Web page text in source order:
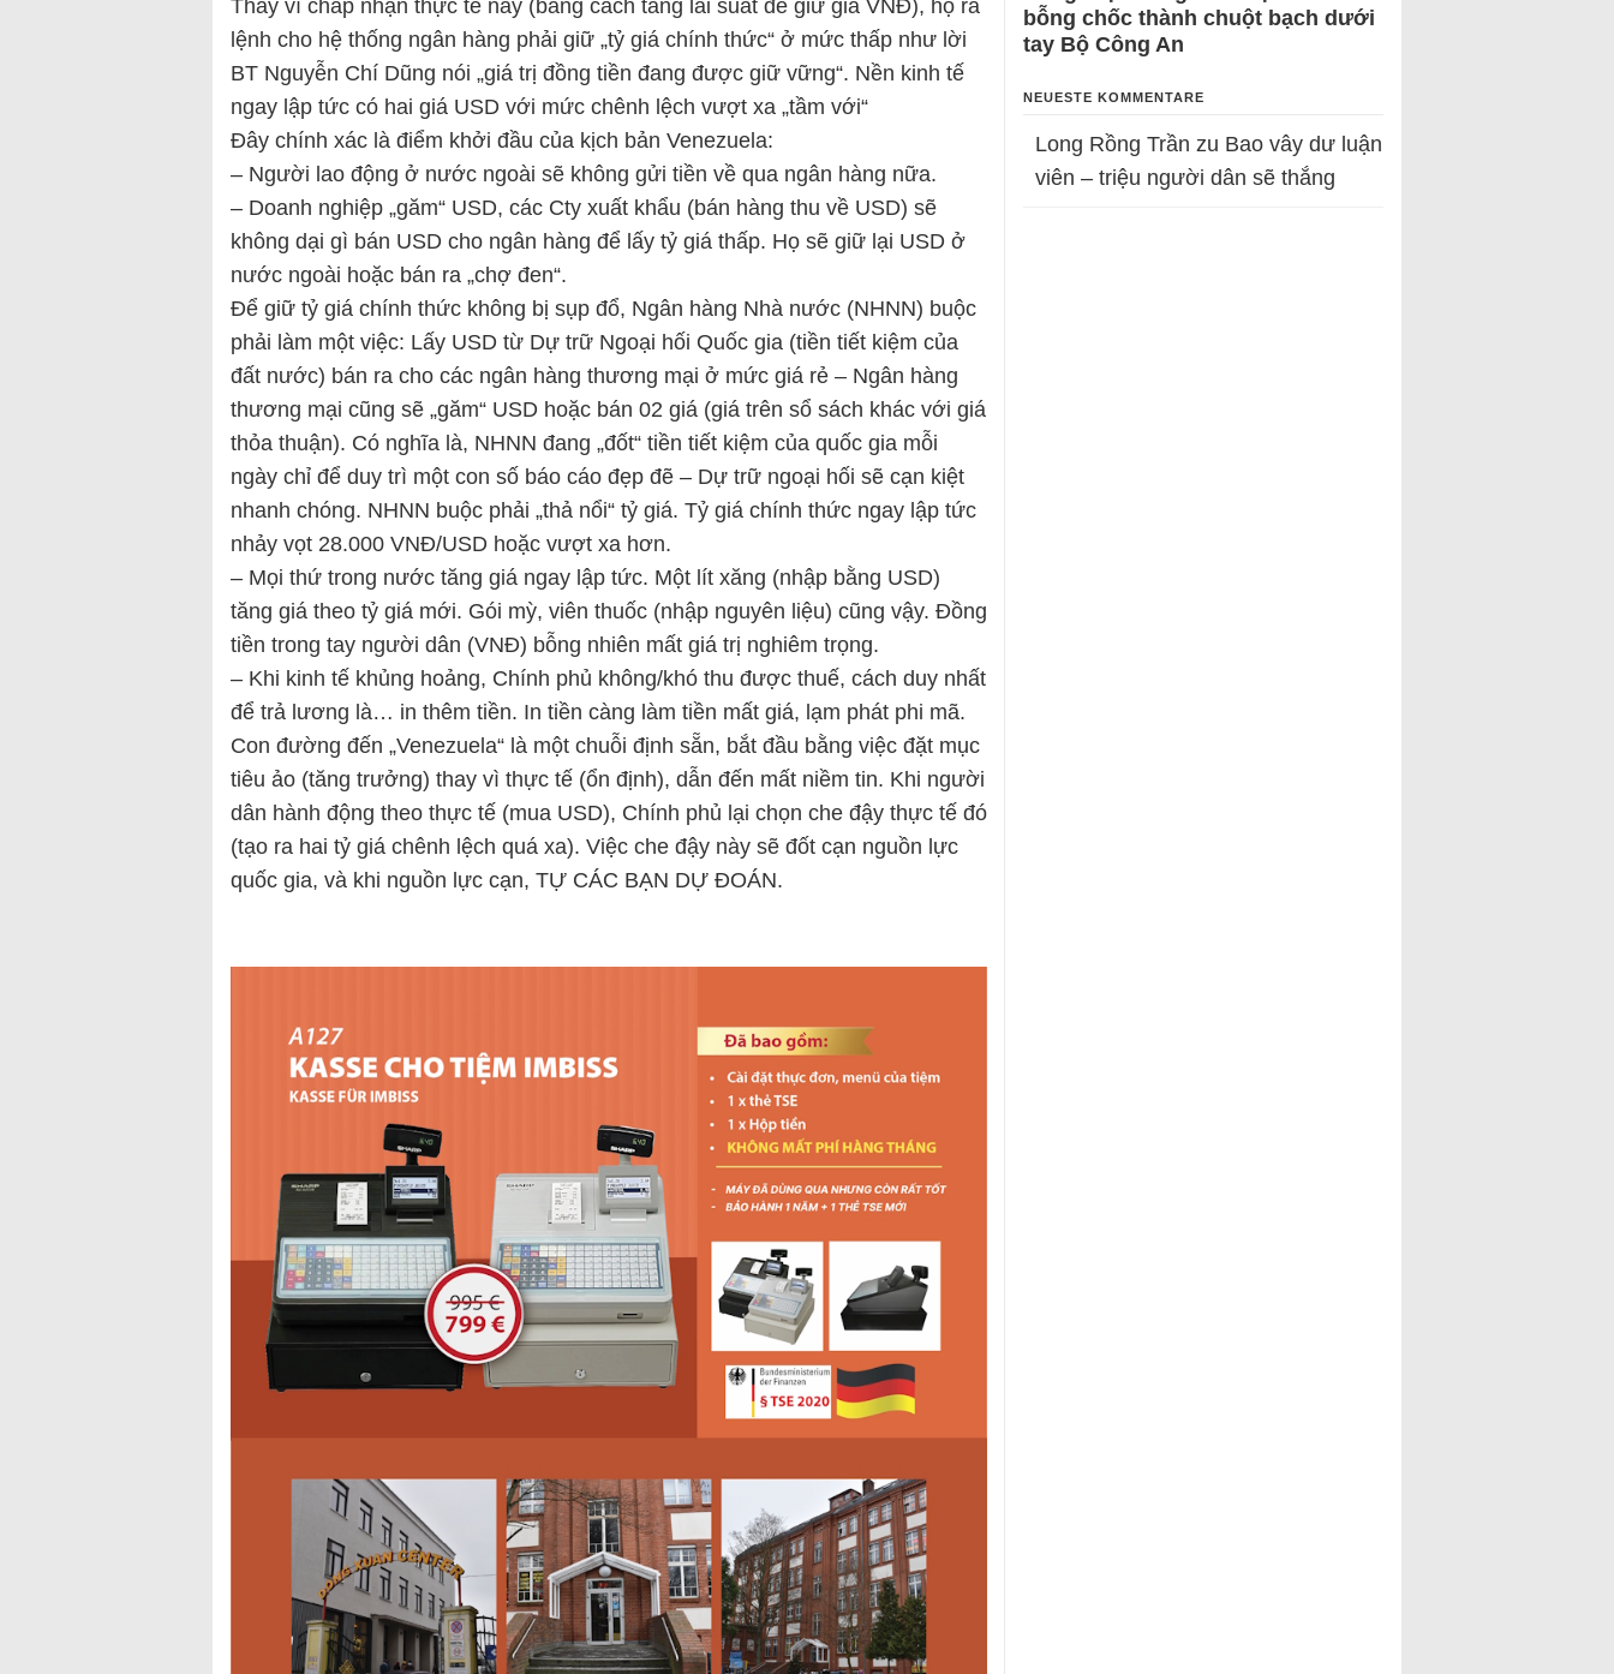
Thay vì chấp nhận thực tế này (bằng cách tăng lãi suất để giữ giá VNĐ), họ ra
lệnh cho hệ thống ngân hàng phải giữ „tỷ giá chính thức“ ở mức thấp như lời
BT Nguyễn Chí Dũng nói „giá trị đồng tiền đang được giữ vững“. Nền kinh tế
ngay lập tức có hai giá USD với mức chênh lệch vượt xa „tầm với“
Đây chính xác là điểm khởi đầu của kịch bản Venezuela:
– Người lao động ở nước ngoài sẽ không gửi tiền về qua ngân hàng nữa.
– Doanh nghiệp „găm“ USD, các Cty xuất khẩu (bán hàng thu về USD) sẽ
không dại gì bán USD cho ngân hàng để lấy tỷ giá thấp. Họ sẽ giữ lại USD ở
nước ngoài hoặc bán ra „chợ đen“.
Để giữ tỷ giá chính thức không bị sụp đổ, Ngân hàng Nhà nước (NHNN) buộc
phải làm một việc: Lấy USD từ Dự trữ Ngoại hối Quốc gia (tiền tiết kiệm của
đất nước) bán ra cho các ngân hàng thương mại ở mức giá rẻ – Ngân hàng
thương mại cũng sẽ „găm“ USD hoặc bán 02 giá (giá trên sổ sách khác với giá
thỏa thuận). Có nghĩa là, NHNN đang „đốt“ tiền tiết kiệm của quốc gia mỗi
ngày chỉ để duy trì một con số báo cáo đẹp đẽ – Dự trữ ngoại hối sẽ cạn kiệt
nhanh chóng. NHNN buộc phải „thả nổi“ tỷ giá. Tỷ giá chính thức ngay lập tức
nhảy vọt 28.000 VNĐ/USD hoặc vượt xa hơn.
– Mọi thứ trong nước tăng giá ngay lập tức. Một lít xăng (nhập bằng USD)
tăng giá theo tỷ giá mới. Gói mỳ, viên thuốc (nhập nguyên liệu) cũng vậy. Đồng
tiền trong tay người dân (VNĐ) bỗng nhiên mất giá trị nghiêm trọng.
– Khi kinh tế khủng hoảng, Chính phủ không/khó thu được thuế, cách duy nhất
để trả lương là… in thêm tiền. In tiền càng làm tiền mất giá, lạm phát phi mã.
Con đường đến „Venezuela“ là một chuỗi định sẵn, bắt đầu bằng việc đặt mục
tiêu ảo (tăng trưởng) thay vì thực tế (ổn định), dẫn đến mất niềm tin. Khi người
dân hành động theo thực tế (mua USD), Chính phủ lại chọn che đậy thực tế đó
(tạo ra hai tỷ giá chênh lệch quá xa). Việc che đậy này sẽ đốt cạn nguồn lực
quốc gia, và khi nguồn lực cạn, TỰ CÁC BẠN DỰ ĐOÁN.
bỗng chốc thành chuột bạch dưới
tay Bộ Công An
NEUESTE KOMMENTARE
Long Rồng Trần zu Bao vây dư luận
viên – triệu người dân sẽ thắng